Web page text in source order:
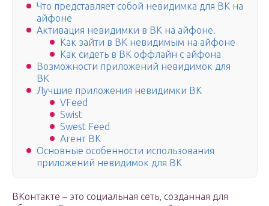
Что представляет собой невидимка для ВК на
айфоне
Активация невидимки в ВК на айфоне.
Как зайти в ВК невидимым на айфоне
Как сидеть в ВК оффлайн с айфона
Возможности приложений невидимок для
ВК
Лучшие приложения невидимки ВК
VFeed
Swist
Swest Feed
Агент ВК
Основные особенности использования
приложений невидимок для ВК
ВКонтакте – это социальная сеть, созданная для